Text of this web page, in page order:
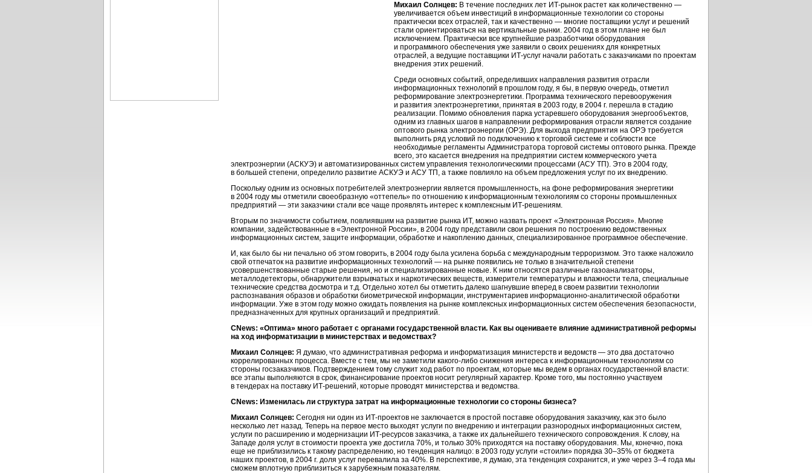
Михаил Солнцев: В течение последних лет ИТ-рынок растет как количественно —
увеличивается объем инвестиций в информационные технологии со стороны
практически всех отраслей, так и качественно — многие поставщики услуг и решений
стали ориентироваться на вертикальные рынки. 2004 год в этом плане не был
исключением. Практически все крупнейшие разработчики оборудования
и программного обеспечения уже заявили о своих решениях для конкретных
отраслей, а ведущие поставщики ИТ-услуг начали работать с заказчиками по проектам
внедрения этих решений.
Среди основных событий, определивших направления развития отрасли
информационных технологий в прошлом году, я бы, в первую очередь, отметил
реформирование электроэнергетики. Программа технического перевооружения
и развития электроэнергетики, принятая в 2003 году, в 2004 г. перешла в стадию
реализации. Помимо обновления парка устаревшего оборудования энергообъектов,
одним из главных шагов в направлении реформирования отрасли является создание
оптового рынка электроэнергии (ОРЭ). Для выхода предприятия на ОРЭ требуется
выполнить ряд условий по подключению к торговой системе и соблюсти все
необходимые регламенты Администратора торговой системы оптового рынка. Прежде
всего, это касается внедрения на предприятии систем коммерческого учета
электроэнергии (АСКУЭ) и автоматизированных систем управления технологическими процессами (АСУ ТП). Это в 2004 году,
в большей степени, определило развитие АСКУЭ и АСУ ТП, а также повлияло на объем предложения услуг по их внедрению.
Поскольку одним из основных потребителей электроэнергии является промышленность, на фоне реформирования энергетики
в 2004 году мы отметили своеобразную «оттепель» по отношению к информационным технологиям со стороны промышленных
предприятий — эти заказчики стали все чаще проявлять интерес к комплексным ИТ-решениям.
Вторым по значимости событием, повлиявшим на развитие рынка ИТ, можно назвать проект «Электронная Россия». Многие
компании, задействованные в «Электронной России», в 2004 году представили свои решения по построению ведомственных
информационных систем, защите информации, обработке и накоплению данных, специализированное программное обеспечение.
И, как было бы ни печально об этом говорить, в 2004 году была усилена борьба с международным терроризмом. Это также наложило
свой отпечаток на развитие информационных технологий — на рынке появились не только в значительной степени
усовершенствованные старые решения, но и специализированные новые. К ним относятся различные газоанализаторы,
металлодетекторы, обнаружители взрывчатых и наркотических веществ, измерители температуры и влажности тела, специальные
технические средства досмотра и т.д. Отдельно хотел бы отметить далеко шагнувшие вперед в своем развитии технологии
распознавания образов и обработки биометрической информации, инструментариев информационно-аналитической обработки
информации. Уже в этом году можно ожидать появления на рынке комплексных информационных систем обеспечения безопасности,
предназначенных для крупных организаций и предприятий.
CNews: «Оптима» много работает с органами государственной власти. Как вы оцениваете влияние административной реформы
на ход информатизации в министерствах и ведомствах?
Михаил Солнцев: Я думаю, что административная реформа и информатизация министерств и ведомств — это два достаточно
коррелированных процесса. Вместе с тем, мы не заметили какого-либо снижения интереса к информационным технологиям со
стороны госзаказчиков. Подтверждением тому служит ход работ по проектам, которые мы ведем в органах государственной власти:
все этапы выполняются в срок, финансирование проектов носит регулярный характер. Кроме того, мы постоянно участвуем
в тендерах на поставку ИТ-решений, которые проводят министерства и ведомства.
CNews: Изменилась ли структура затрат на информационные технологии со стороны бизнеса?
Михаил Солнцев: Сегодня ни один из ИТ-проектов не заключается в простой поставке оборудования заказчику, как это было
несколько лет назад. Теперь на первое место выходят услуги по внедрению и интеграции разнородных информационных систем,
услуги по расширению и модернизации ИТ-ресурсов заказчика, а также их дальнейшего технического сопровождения. К слову, на
Западе доля услуг в стоимости проекта уже достигла 70%, и только 30% приходятся на поставку оборудования. Мы, конечно, пока
еще не приблизились к такому распределению, но тенденция налицо: в 2003 году услуги «стоили» порядка 30–35% от бюджета
наших проектов, в 2004 г. доля услуг перевалила за 40%. В перспективе, я думаю, эта тенденция сохранится, и уже через 3–4 года мы
сможем вплотную приблизиться к зарубежным показателям.